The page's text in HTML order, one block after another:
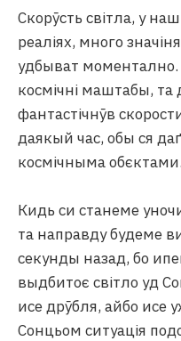
Скорӯсть світла, у
реаліях, много
удбыват
космічні маштабы, та
фантастічнӯв
даякый час, обы ся
космічныма обєктами.
Кидь си станеме
та направду будеме
секунды назад, бо
выдбитоє світло уд
исе дрӯбля, айбо исе
Сонцьом ситуація